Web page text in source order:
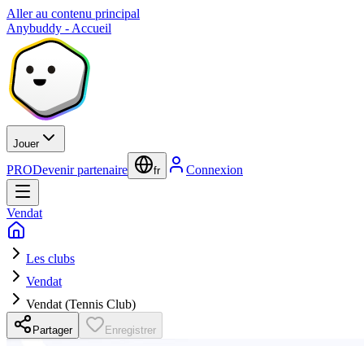
Aller au contenu principal
Anybuddy - Accueil
Jouer
PRODevenir partenaire fr Connexion
Vendat
Les clubs
Vendat
Vendat (Tennis Club)
Partager Enregistrer